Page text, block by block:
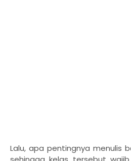
Lalu, apa pentingnya menulis